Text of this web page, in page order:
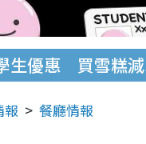
生優惠 買雪糕
報 餐廳情報